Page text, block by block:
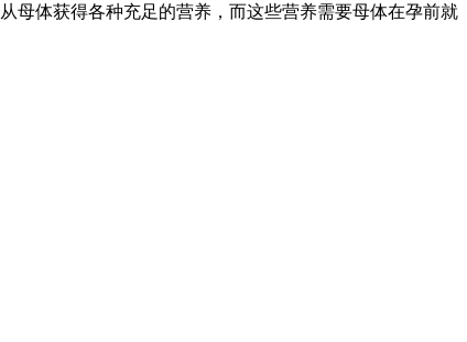
母体获得各种充足的营养，而这些营养需要母体在孕前就